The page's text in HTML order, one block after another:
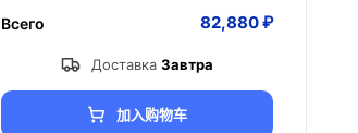
Всего 82,880 ₽
Доставка Завтра
加入购物车